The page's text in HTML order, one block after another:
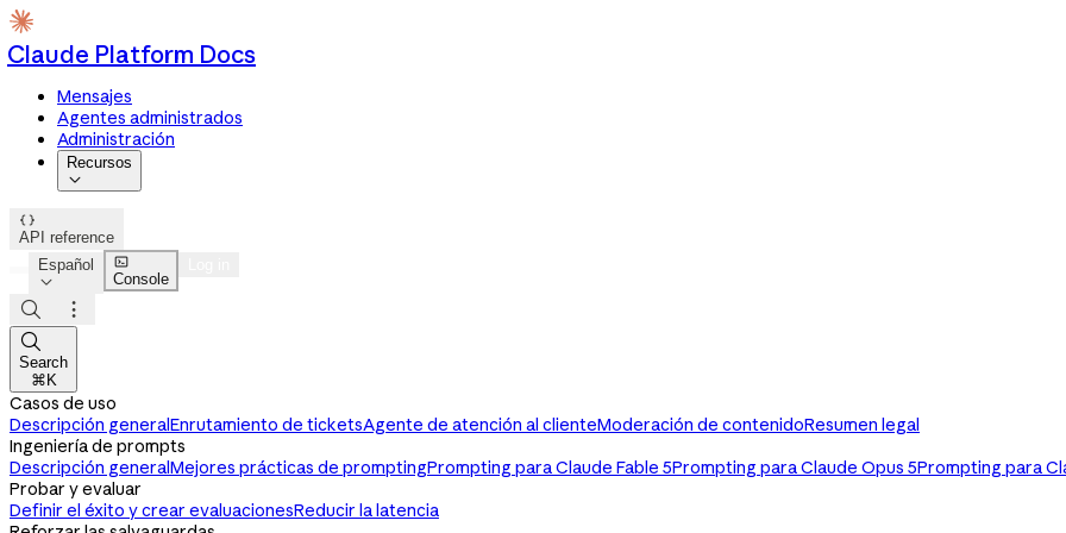
Claude Platform Docs
Mensajes
Agentes administrados
Administración
Recursos


API reference
Español


Console



Search
⌘K
Casos de uso
Descripción generalEnrutamiento de ticketsAgente de atención al clienteModeración de contenidoResumen legal
Ingeniería de prompts
Descripción generalMejores prácticas de promptingPrompting para Claude Fable 5Prompting para Claude Opus 5Prompting para
Probar y evaluar
Definir el éxito y crear evaluacionesReducir la latencia